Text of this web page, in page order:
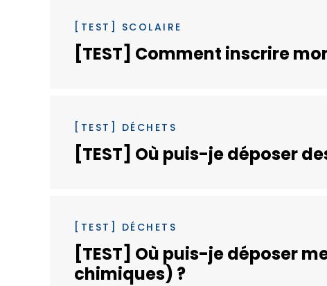
[TEST] SCOLAIRE
[TEST] Comment inscrire
[TEST] DÉCHETS
[TEST] Où puis-je déposer
[TEST] DÉCHETS
[TEST] Où puis-je déposer
chimiques) ?